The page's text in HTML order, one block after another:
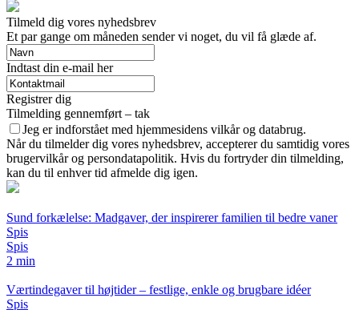
Tilmeld dig vores nyhedsbrev
Et par gange om måneden sender vi noget, du vil få glæde af.
Indtast din e-mail her
Registrer dig
Tilmelding gennemført – tak
Jeg er indforstået med hjemmesidens vilkår og databrug.
Når du tilmelder dig vores nyhedsbrev, accepterer du samtidig vores
brugervilkår og persondatapolitik. Hvis du fortryder din tilmelding,
kan du til enhver tid afmelde dig igen.
Sund forkælelse: Madgaver, der inspirerer familien til bedre vaner
Spis
Spis
2 min
Værtindegaver til højtider – festlige, enkle og brugbare idéer
Spis